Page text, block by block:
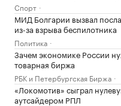
Спорт
МИД Болгарии вызвал
из-за взрыва беспилотника
Политика
Зачем экономике России
товарная биржа
РБК и Петербургская Биржа
«Локомотив» сыграл
аутсайдером РПЛ